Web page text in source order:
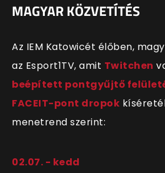
MAGYAR KÖZVETÍTÉS
Az IEM Katowicét élőben,
az Esport1TV, amit Twitchen
beépített pontgyűjtő
FACEIT-pont dropok
menetrend szerint:
02.07. - kedd